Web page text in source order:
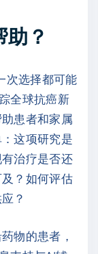
？
次选择都可能
全球抗癌新
患者和家属
这项研究是
治疗是否还
？如何评估
？
物的患者，